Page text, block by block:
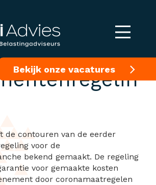
Bekijk onze vacatures
de contouren van de eerder
voor de
bekend gemaakt. De regeling
voor gemaakte kosten
door coronamaatregelen